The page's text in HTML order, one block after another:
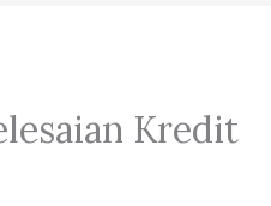
Kredit